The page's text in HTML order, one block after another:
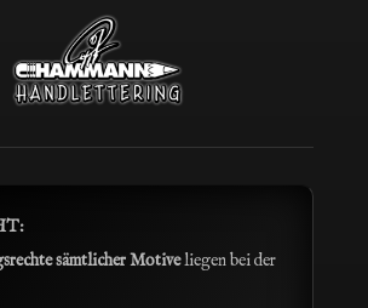
sämtlicher Motiveliegen bei der